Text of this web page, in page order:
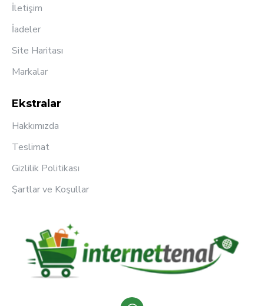
İletişim
İadeler
Site Haritası
Markalar
Ekstralar
Hakkımızda
Teslimat
Gizlilik Politikası
Şartlar ve Koşullar